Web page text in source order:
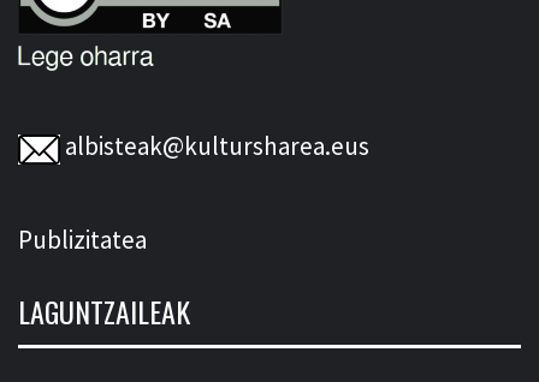
albisteak@kultursharea.eus
Publizitatea
LAGUNTZAILEAK